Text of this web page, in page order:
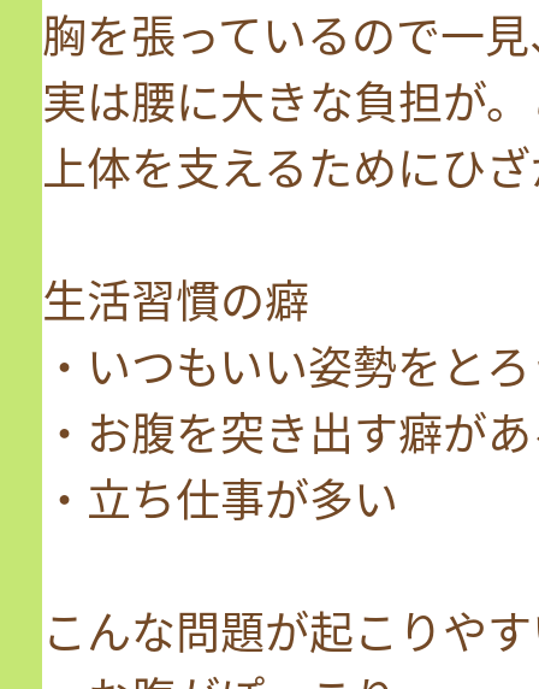
胸を張っているので一
実は腰に大きな負担が
上体を支えるためにひ
生活習慣の癖
・いつもいい姿勢をと
・お腹を突き出す癖が
・立ち仕事が多い
こんな問題が起こりや